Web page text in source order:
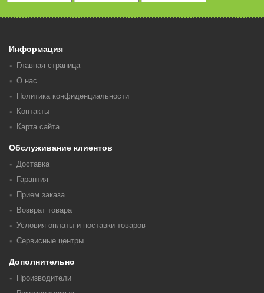
Информация
Главная страница
О нас
Политика конфиденциальности
Контакты
Карта сайта
Обслуживание клиентов
Доставка
Гарантия
Прием заказа
Возврат товара
Условия оплаты и поставки товаров
Сервисные центры
Дополнительно
Производители